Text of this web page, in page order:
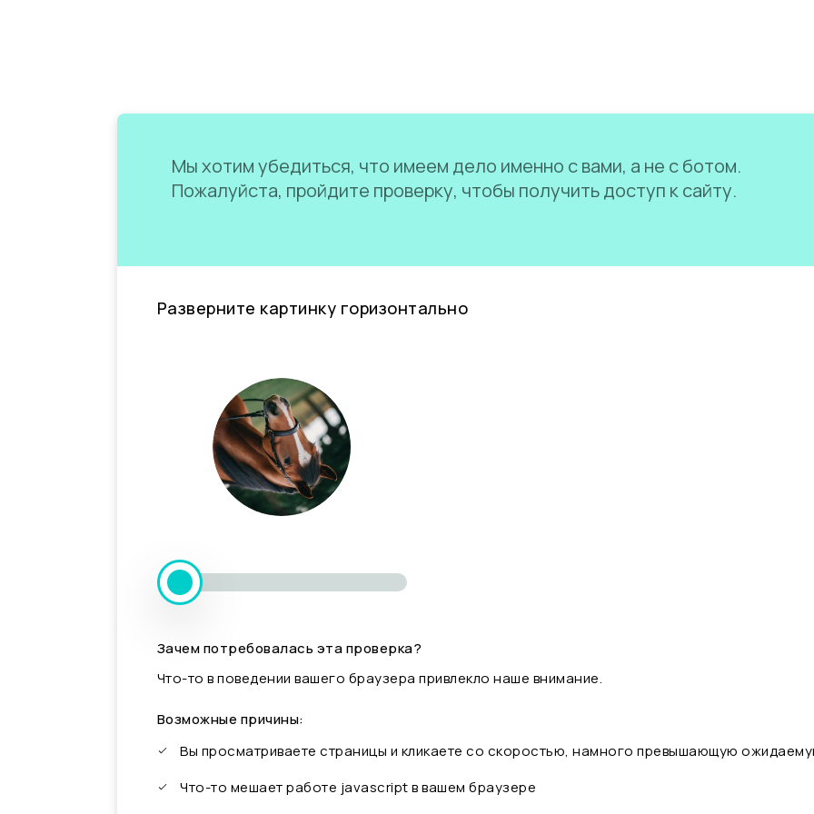
Мы хотим убедиться, что имеем дело именно с вами, а не с ботом.
Пожалуйста, пройдите проверку, чтобы получить доступ к сайту.
Разверните картинку горизонтально
Зачем потребовалась эта проверка?
Что-то в поведении вашего браузера привлекло наше внимание.
Возможные причины:
Вы просматриваете страницы и кликаете со скоростью, намного превышающую
Что-то мешает работе javascript в вашем браузере